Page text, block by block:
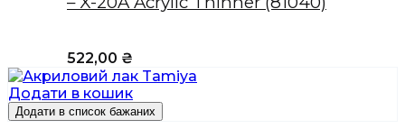
522,00 ₴
Додати в кошик
Додати в список бажаних